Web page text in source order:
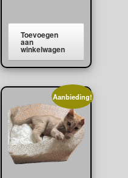
€19.95.
Toevoegen
aan
winkelwagen
Aanbieding!